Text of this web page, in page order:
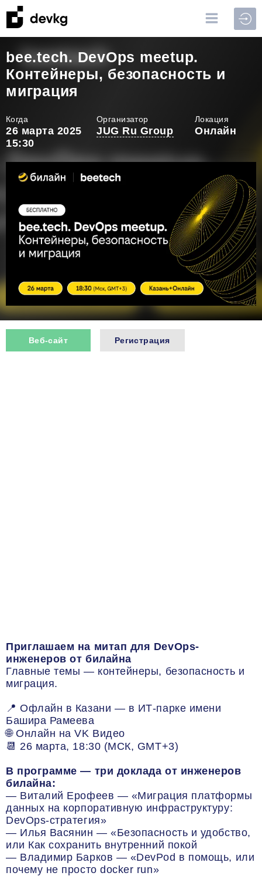
bee.tech. DevOps meetup.
Контейнеры, безопасность и
миграция
Когда
26 марта 2025
15:30
Организатор
JUG Ru Group
Локация
Онлайн
Веб-сайт Регистрация
Приглашаем на митап для DevOps-
инженеров от билайна
Главные темы — контейнеры, безопасность и
миграция.
📍 Офлайн в Казани — в ИТ-парке имени
Башира Рамеева
🌐 Онлайн на VK Видео
📆 26 марта, 18:30 (МСК, GMT+3)
В программе — три доклада от инженеров
билайна:
— Виталий Ерофеев — «Миграция платформы
данных на корпоративную инфраструктуру:
DevOps-стратегия»
— Илья Васянин — «Безопасность и удобство,
или Как сохранить внутренний покой
— Владимир Барков — «DevPod в помощь, или
почему не просто docker run»